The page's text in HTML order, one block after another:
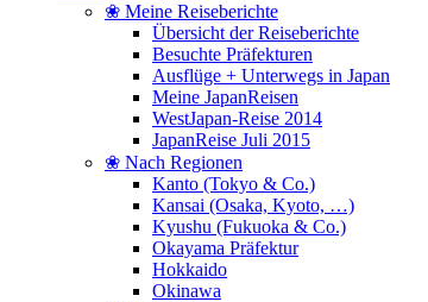
❀ Meine Reiseberichte
Übersicht der Reiseberichte
Besuchte Präfekturen
Ausflüge + Unterwegs in Japan
Meine JapanReisen
WestJapan-Reise 2014
JapanReise Juli 2015
❀ Nach Regionen
Kanto (Tokyo & Co.)
Kansai (Osaka, Kyoto, …)
Kyushu (Fukuoka & Co.)
Okayama Präfektur
Hokkaido
Okinawa